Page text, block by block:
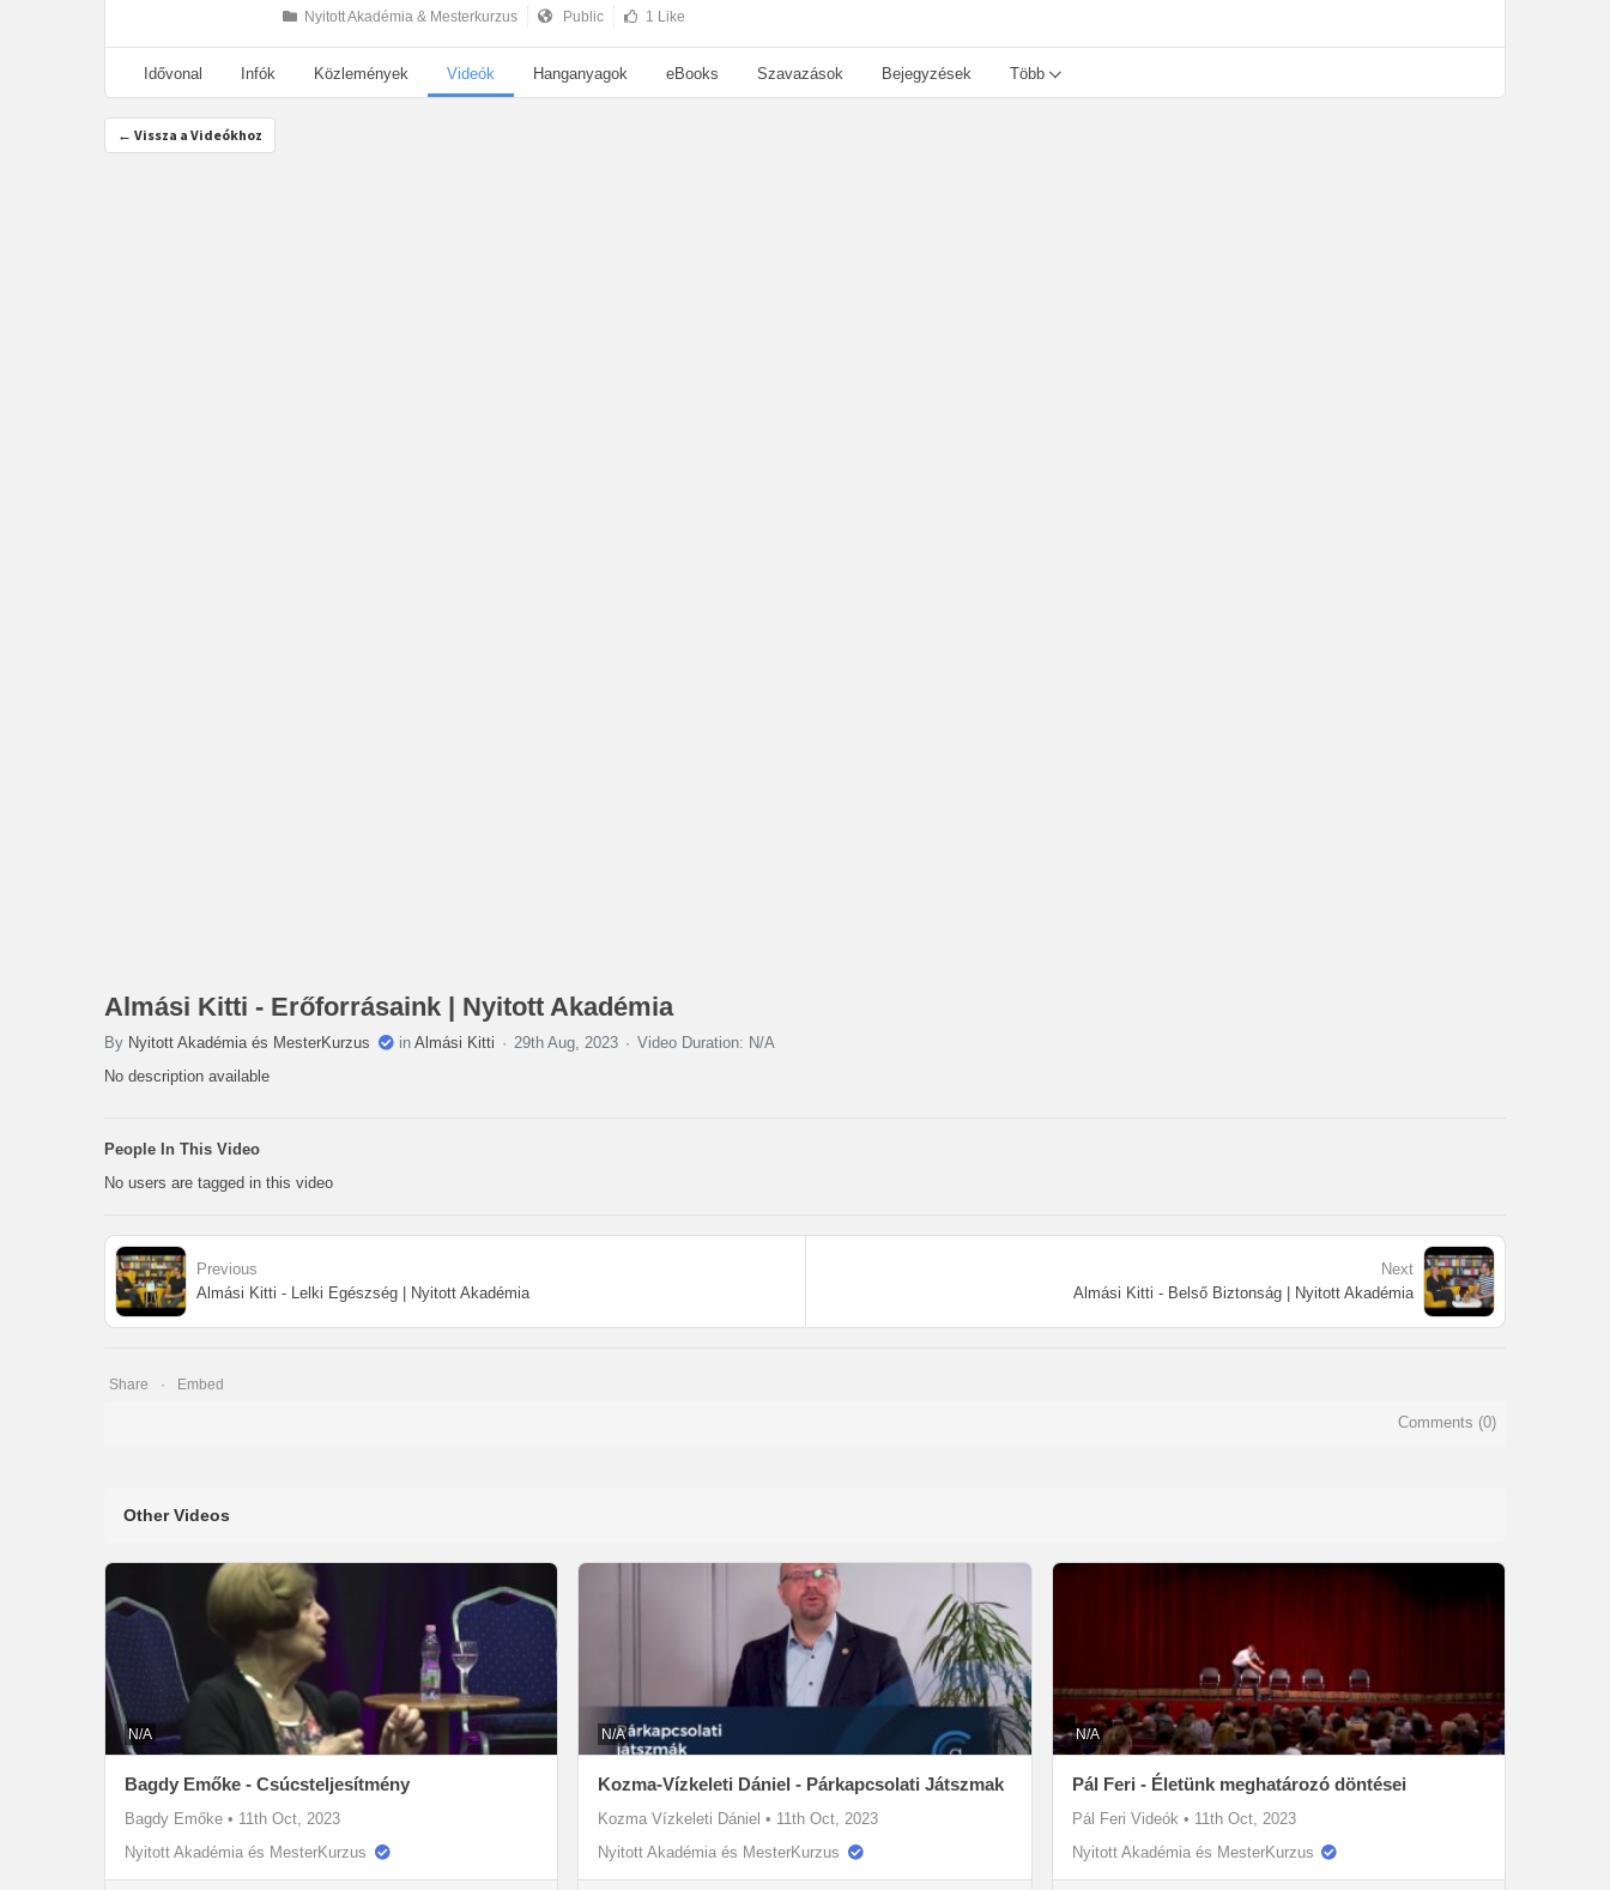
Nyitott Akadémia & Mesterkurzus Public 1 Like
Idővonal Infók Közlemények Videók Hanganyagok eBooks Szavazások Bejegyzések Több
← Vissza a Videókhoz
Almási Kitti - Erőforrásaink | Nyitott Akadémia
By Nyitott Akadémia és MesterKurzus in Almási Kitti 29th Aug, 2023
Video Duration: N/A
No description available
People In This Video
No users are tagged in this video
Previous
Almási Kitti - Lelki Egészség | Nyitott Akadémia
Next
Almási Kitti - Belső Biztonság | Nyitott Akadémia
Share Embed
Comments (0)
Other Videos
N/A
Bagdy Emőke - Csúcsteljesítmény
Bagdy Emőke • 11th Oct, 2023
Nyitott Akadémia és MesterKurzus
N/A
Kozma-Vízkeleti Dániel - Párkapcsolati Játszmak
Kozma Vízkeleti Dániel • 11th Oct, 2023
Nyitott Akadémia és MesterKurzus
N/A
Pál Feri - Életünk meghatározó döntései
Pál Feri Videók • 11th Oct, 2023
Nyitott Akadémia és MesterKurzus